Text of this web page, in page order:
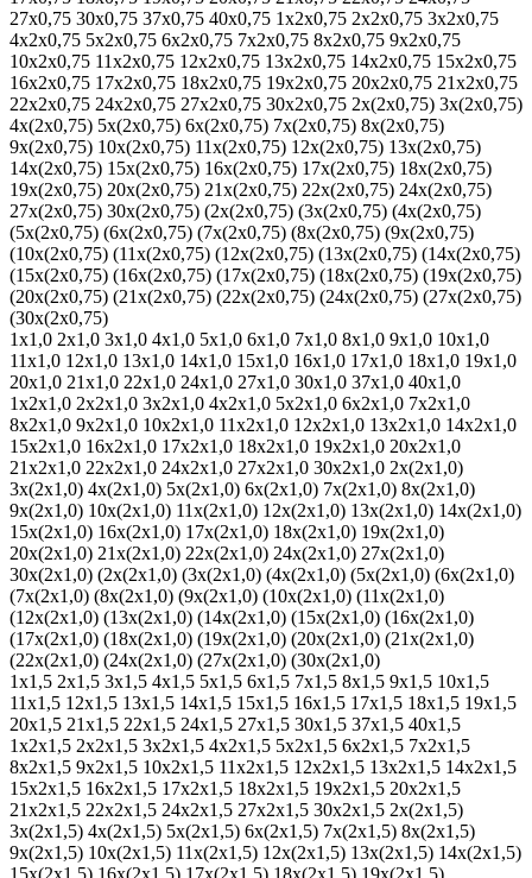
27х0,75 30х0,75 37х0,75 40х0,75 1х2х0,75 2х2х0,75 3х2х0,75
4х2х0,75 5х2х0,75 6х2х0,75 7х2х0,75 8х2х0,75 9х2х0,75
10х2х0,75 11х2х0,75 12х2х0,75 13х2х0,75 14х2х0,75 15х2х0,75
16х2х0,75 17х2х0,75 18х2х0,75 19х2х0,75 20х2х0,75 21х2х0,75
22х2х0,75 24х2х0,75 27х2х0,75 30х2х0,75 2х(2х0,75) 3х(2х0,75)
4х(2х0,75) 5х(2х0,75) 6х(2х0,75) 7х(2х0,75) 8х(2х0,75)
9х(2х0,75) 10х(2х0,75) 11х(2х0,75) 12х(2х0,75) 13х(2х0,75)
14х(2х0,75) 15х(2х0,75) 16х(2х0,75) 17х(2х0,75) 18х(2х0,75)
19х(2х0,75) 20х(2х0,75) 21х(2х0,75) 22х(2х0,75) 24х(2х0,75)
27х(2х0,75) 30х(2х0,75) (2х(2х0,75) (3х(2х0,75) (4х(2х0,75)
(5х(2х0,75) (6х(2х0,75) (7х(2х0,75) (8х(2х0,75) (9х(2х0,75)
(10х(2х0,75) (11х(2х0,75) (12х(2х0,75) (13х(2х0,75) (14х(2х0,75)
(15х(2х0,75) (16х(2х0,75) (17х(2х0,75) (18х(2х0,75) (19х(2х0,75)
(20х(2х0,75) (21х(2х0,75) (22х(2х0,75) (24х(2х0,75) (27х(2х0,75)
(30х(2х0,75)
1х1,0 2х1,0 3х1,0 4х1,0 5х1,0 6х1,0 7х1,0 8х1,0 9х1,0 10х1,0
11х1,0 12х1,0 13х1,0 14х1,0 15х1,0 16х1,0 17х1,0 18х1,0 19х1,0
20х1,0 21х1,0 22х1,0 24х1,0 27х1,0 30х1,0 37х1,0 40х1,0
1х2х1,0 2х2х1,0 3х2х1,0 4х2х1,0 5х2х1,0 6х2х1,0 7х2х1,0
8х2х1,0 9х2х1,0 10х2х1,0 11х2х1,0 12х2х1,0 13х2х1,0 14х2х1,0
15х2х1,0 16х2х1,0 17х2х1,0 18х2х1,0 19х2х1,0 20х2х1,0
21х2х1,0 22х2х1,0 24х2х1,0 27х2х1,0 30х2х1,0 2х(2х1,0)
3х(2х1,0) 4х(2х1,0) 5х(2х1,0) 6х(2х1,0) 7х(2х1,0) 8х(2х1,0)
9х(2х1,0) 10х(2х1,0) 11х(2х1,0) 12х(2х1,0) 13х(2х1,0) 14х(2х1,0)
15х(2х1,0) 16х(2х1,0) 17х(2х1,0) 18х(2х1,0) 19х(2х1,0)
20х(2х1,0) 21х(2х1,0) 22х(2х1,0) 24х(2х1,0) 27х(2х1,0)
30х(2х1,0) (2х(2х1,0) (3х(2х1,0) (4х(2х1,0) (5х(2х1,0) (6х(2х1,0)
(7х(2х1,0) (8х(2х1,0) (9х(2х1,0) (10х(2х1,0) (11х(2х1,0)
(12х(2х1,0) (13х(2х1,0) (14х(2х1,0) (15х(2х1,0) (16х(2х1,0)
(17х(2х1,0) (18х(2х1,0) (19х(2х1,0) (20х(2х1,0) (21х(2х1,0)
(22х(2х1,0) (24х(2х1,0) (27х(2х1,0) (30х(2х1,0)
1х1,5 2х1,5 3х1,5 4х1,5 5х1,5 6х1,5 7х1,5 8х1,5 9х1,5 10х1,5
11х1,5 12х1,5 13х1,5 14х1,5 15х1,5 16х1,5 17х1,5 18х1,5 19х1,5
20х1,5 21х1,5 22х1,5 24х1,5 27х1,5 30х1,5 37х1,5 40х1,5
1х2х1,5 2х2х1,5 3х2х1,5 4х2х1,5 5х2х1,5 6х2х1,5 7х2х1,5
8х2х1,5 9х2х1,5 10х2х1,5 11х2х1,5 12х2х1,5 13х2х1,5 14х2х1,5
15х2х1,5 16х2х1,5 17х2х1,5 18х2х1,5 19х2х1,5 20х2х1,5
21х2х1,5 22х2х1,5 24х2х1,5 27х2х1,5 30х2х1,5 2х(2х1,5)
3х(2х1,5) 4х(2х1,5) 5х(2х1,5) 6х(2х1,5) 7х(2х1,5) 8х(2х1,5)
9х(2х1,5) 10х(2х1,5) 11х(2х1,5) 12х(2х1,5) 13х(2х1,5) 14х(2х1,5)